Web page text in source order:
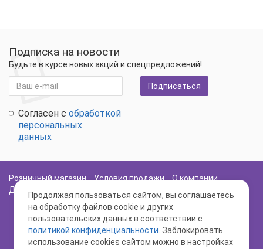
Подписка на новости
Будьте в курсе новых акций и спецпредложений!
Согласен с обработкой
персональных
данных
Подписаться
Розничный магазин Условия продажи
О компании
Доставка и оплата
Политика Безопасности
Продолжая пользоваться сайтом, вы соглашаетесь
на обработку файлов cookie и других
пользовательских данных в соответствии с
политикой конфиденциальности . Заблокировать
использование cookies сайтом можно в настройках